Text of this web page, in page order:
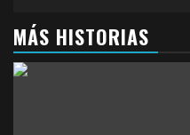
MÁS HISTORIAS